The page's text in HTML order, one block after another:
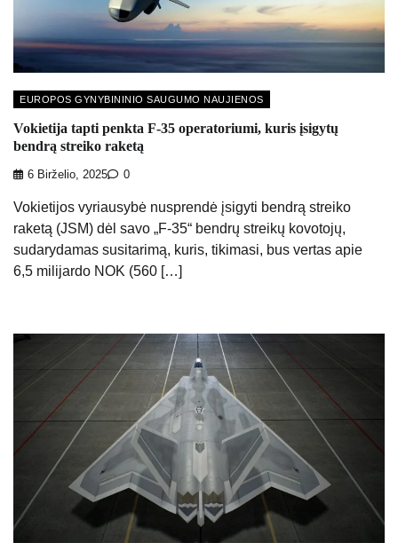
EUROPOS GYNYBININIO SAUGUMO NAUJIENOS
Vokietija tapti penkta F-35 operatoriumi, kuris įsigytų
bendrą streiko raketą
6 Birželio, 2025 0
Vokietijos vyriausybė nusprendė įsigyti bendrą streiko
raketą (JSM) dėl savo „F-35“ bendrų streikų kovotojų,
sudarydamas susitarimą, kuris, tikimasi, bus vertas apie
6,5 milijardo NOK (560 […]